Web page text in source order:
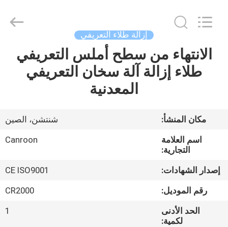
منزل
حول
جولة
المعمل
Appliances
إزالة طلاء التعريفي
الانتهاء من سطح أملس التعريفي
طلاء إزالة آلة سخان التعريفي
المعدنية
مكان المنشأ:
شنتشن، الصين
اسم العلامة
التجارية:
Canroon
إصدار الشهادات:
CE ISO9001
رقم الموديل:
CR2000
الحد الأدنى
لكمية:
1